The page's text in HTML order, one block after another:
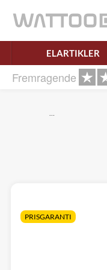
ELARTIKLER
Fremragende
…
PRISGARANTI
Ret samtykke!